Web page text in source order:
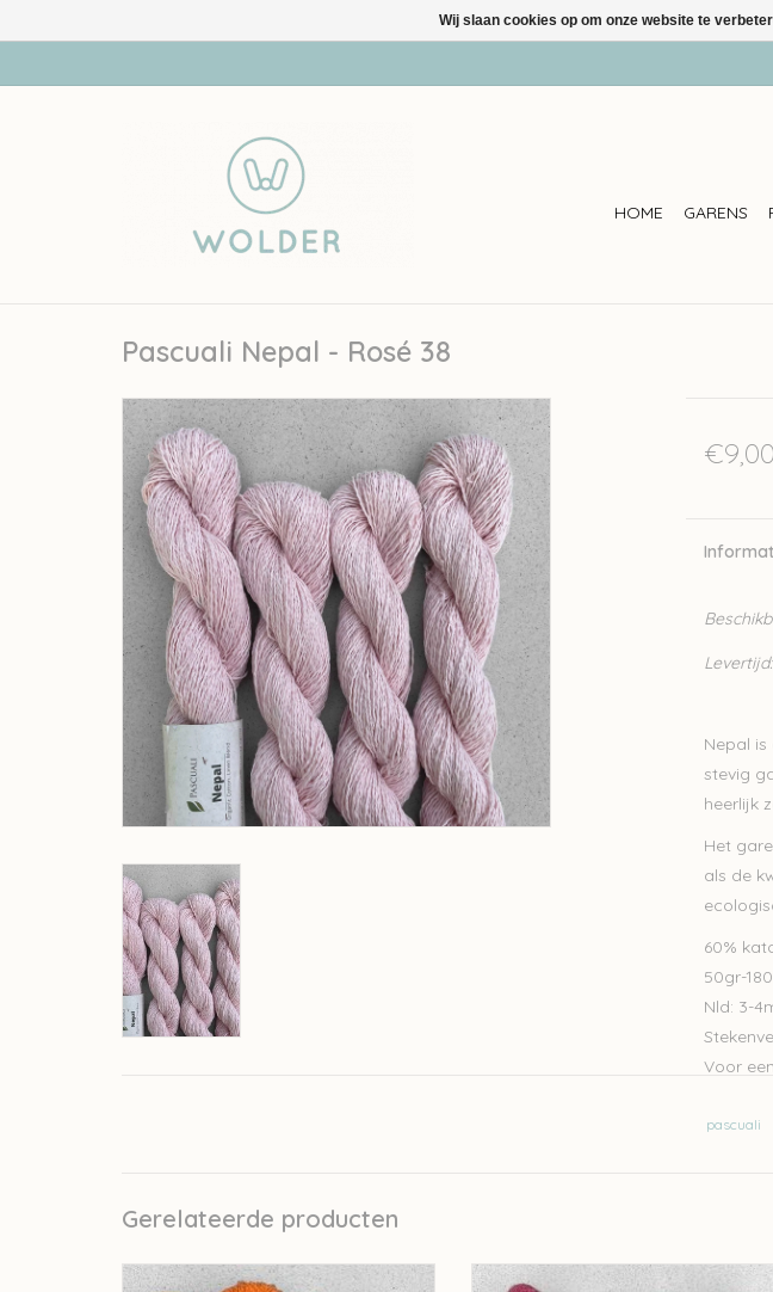
HOME GARENS
Pascuali Nepal - Rosé 38
€9,00
Levertijd:
Nepal
stevig
heerlijk
Het
als de
60%
50gr-
Nld: 3-
Voor
Let op:
pascuali
Gerelateerde producten
pascuali Pascuali Nepal - Turmeric 40 pascuali Pascuali Nepal - Bordeaux 26
Wij slaan cookies op om onze website te